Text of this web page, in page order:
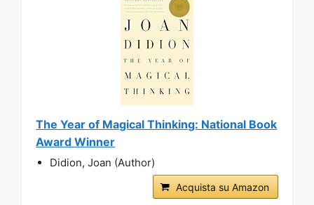
The Year of Magical Thinking: National Book
Award Winner
Didion, Joan (Author)
Acquista su Amazon